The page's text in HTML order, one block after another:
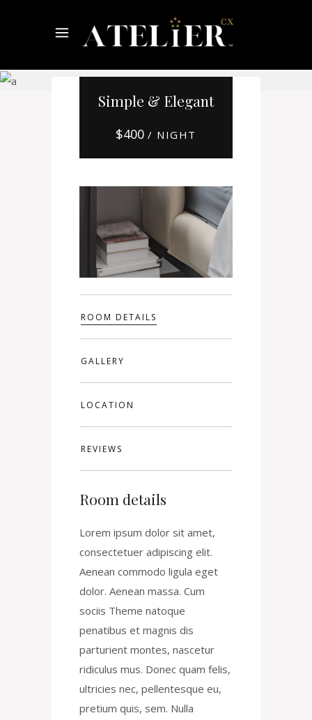
Booking
Simple & Elegant
$400 / NIGHT
ROOM DETAILS
GALLERY
LOCATION
REVIEWS
Room details
Lorem ipsum dolor sit amet,
consectetuer adipiscing elit.
Aenean commodo ligula eget
dolor. Aenean massa. Cum
sociis Theme natoque
penatibus et magnis dis
parturient montes, nascetur
ridiculus mus. Donec quam felis,
ultricies nec, pellentesque eu,
pretium quis, sem. Nulla